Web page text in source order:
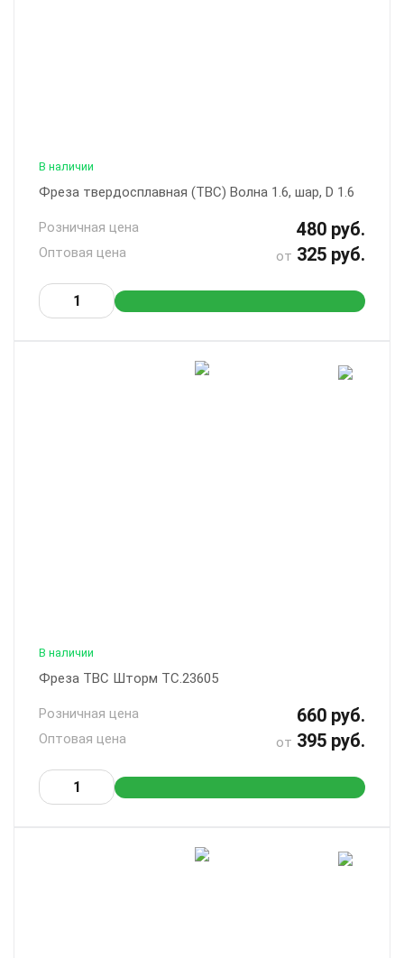
В наличии
Фреза твердосплавная (ТВС) Волна 1.6, шар, D 1.6
Розничная цена 480 руб.
Оптовая цена от 325 руб.
В наличии
Фреза ТВС Шторм ТС.23605
Розничная цена 660 руб.
Оптовая цена от 395 руб.